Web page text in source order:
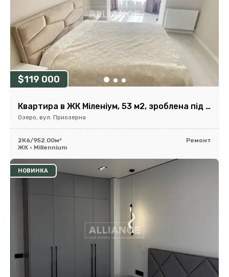
$119 000
Квартира в ЖК Міленіум, 53 м2, зроблена під 2 кімнатну
Озеро, вул. Приозерна
2К6/952.00м²
Ремонт
ЖК • Millennium
НОВИНКА